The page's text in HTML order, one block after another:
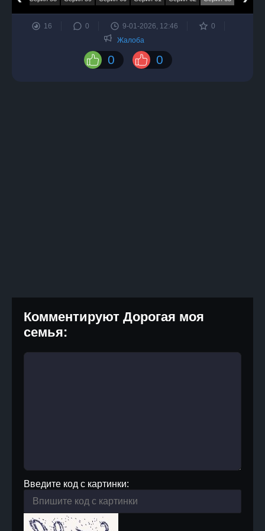
16 0 9-01-2026, 12:46
0
Жалоба
0 0
Комментируют Дорогая моя
семья:
Введите код с картинки: